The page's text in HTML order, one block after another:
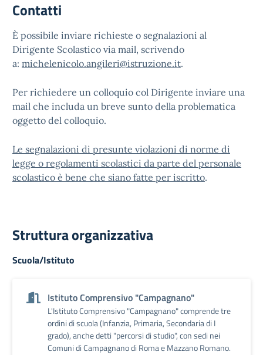
Contatti
È possibile inviare richieste o segnalazioni al
Dirigente Scolastico via mail, scrivendo
a: michelenicolo.angileri@istruzione.it.
Per richiedere un colloquio col Dirigente inviare una
mail che includa un breve sunto della problematica
oggetto del colloquio.
Le segnalazioni di presunte violazioni di norme di
legge o regolamenti scolastici da parte del personale
scolastico è bene che siano fatte per iscritto.
Struttura organizzativa
Scuola/Istituto
Istituto Comprensivo "Campagnano"
L'Istituto Comprensivo "Campagnano" comprende tre
ordini di scuola (Infanzia, Primaria, Secondaria di I
grado), anche detti "percorsi di studio", con sedi nei
Comuni di Campagnano di Roma e Mazzano Romano.